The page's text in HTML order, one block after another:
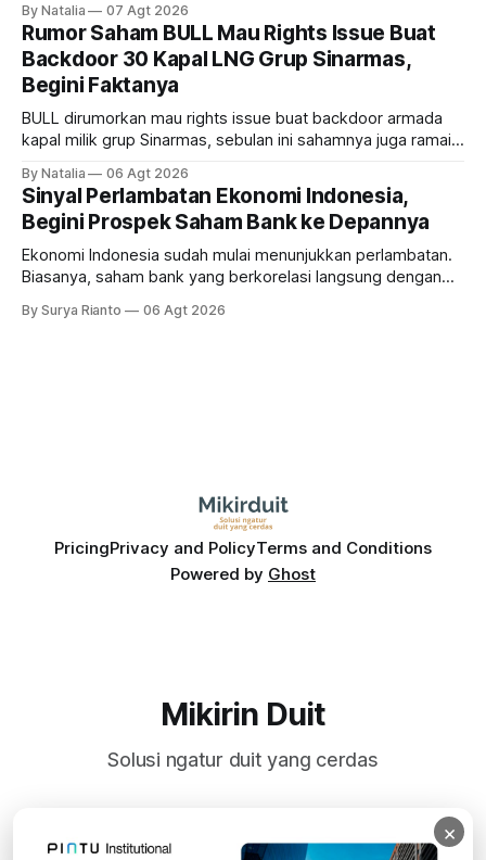
estate, ada siapa saja mereka?
By Natalia 07 Agt 2026
Rumor Saham BULL Mau Rights Issue Buat
Backdoor 30 Kapal LNG Grup Sinarmas,
Begini Faktanya
BULL dirumorkan mau rights issue buat backdoor armada
kapal milik grup Sinarmas, sebulan ini sahamnya juga ramai
masih menarik dilirik?
By Natalia 06 Agt 2026
Sinyal Perlambatan Ekonomi Indonesia,
Begini Prospek Saham Bank ke Depannya
Ekonomi Indonesia sudah mulai menunjukkan perlambatan.
Biasanya, saham bank yang berkorelasi langsung dengan
bank ke depannya?
By Surya Rianto 06 Agt 2026
PricingPrivacy and PolicyTerms and Conditions
Powered by Ghost
Mikirin Duit
Solusi ngatur duit yang cerdas
Subscribe
×